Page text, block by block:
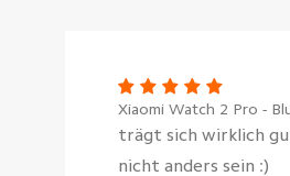
Xiaomi Watch 2 Pro -
trägt sich wirklich
nicht anders sein :)